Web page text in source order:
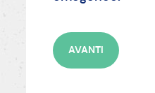
AVANTI